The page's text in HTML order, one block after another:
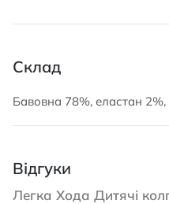
Склад
Бавовна 78%, еластан 2%,
Відгуки
Легка Хода Дитячі